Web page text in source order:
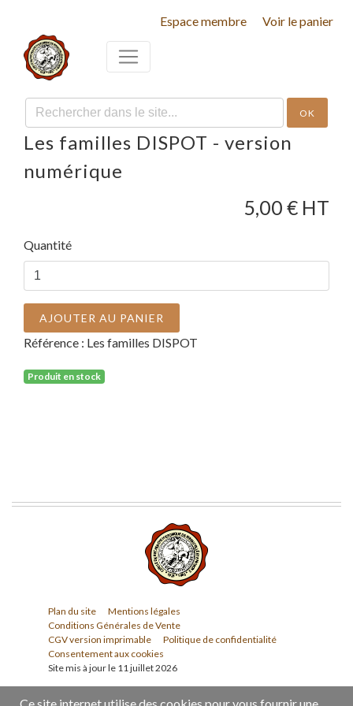
Espace membre Voir le panier
OK
Les familles DISPOT - version
numérique
5,00 € HT
Quantité
AJOUTER AU PANIER
Référence : Les familles DISPOT
Produit en stock
Plan du site
Mentions légales
Conditions Générales de Vente
CGV version imprimable
Politique de confidentialité
Consentement aux cookies
Site mis à jour le 11 juillet 2026